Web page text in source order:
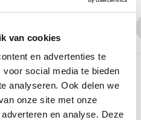
van cookies
en advertenties te
social media te bieden
analyseren. Ook delen we
onze site met onze
en analyse. Deze